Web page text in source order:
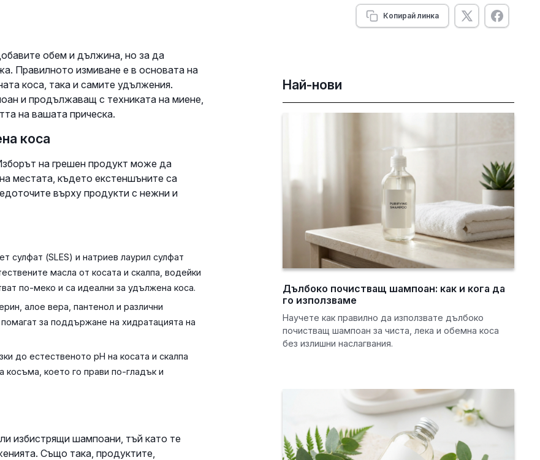
Копирай линка
обем и дължина, но за да
Правилното измиване е в основата на
коса, така и самите удължения.
и продължаващ с техниката на миене,
на вашата прическа.
коса
на грешен продукт може да
местата, където екстеншъните са
върху продукти с нежни и
сулфат (SLES) и натриев лаурил сулфат
масла от косата и скалпа, водейки
по-меко и са идеални за удължена коса.
алое вера, пантенол и различни
за поддържане на хидратацията на
до естественото pH на косата и скалпа
косъма, което го прави по-гладък и
избистрящи шампоани, тъй като те
Също така, продуктите,
Най-нови
Дълбоко почистващ шампоан: как и кога да
го използваме
Научете как правилно да използвате дълбоко
почистващ шампоан за чиста, лека и обемна коса
без излишни наслагвания.